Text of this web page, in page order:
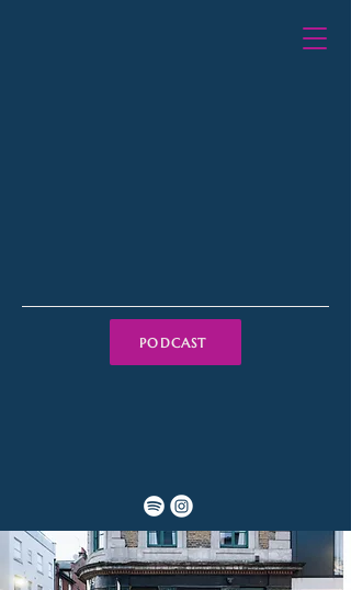
PODCAST